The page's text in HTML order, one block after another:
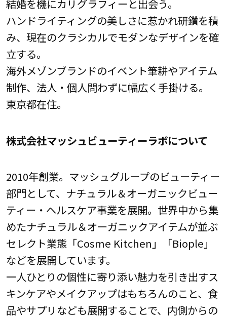
結婚を機にカリグラフィーと出会う。
ハンドライティングの美しさに惹かれ研鑽を積
み、現在のクラシカルでモダンなデザインを確
立する。
海外メゾンブランドのイベント筆耕やアイテム
制作、法人・個人問わずに幅広く手掛ける。
東京都在住。
株式会社マッシュビューティーラボについて
2010年創業。マッシュグループのビューティー
部門として、ナチュラル＆オーガニックビュー
ティー・ヘルスケア事業を展開。世界中から集
めたナチュラル＆オーガニックアイテムが並ぶ
セレクト業態「Cosme Kitchen」「Biople」
などを展開しています。
一人ひとりの個性に寄り添い魅力を引き出すス
キンケアやメイクアップはもちろんのこと、食
品やサプリなども展開することで、内側からの